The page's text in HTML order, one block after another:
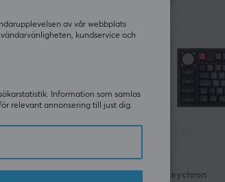
Keychron
av vår webbplats
kundservice och
Information som samlas
relevant annonsering till just dig.